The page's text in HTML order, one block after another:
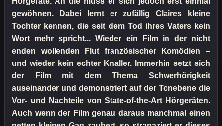
gewöhnen. Dabei lernt er zufällig Claires kleine
Tochter kennen, die seit dem Tod ihres Vaters kein
Wort mehr spricht... Wieder ein Film in der nicht
enden wollenden Flut französischer Komödien –
und wieder kein echter Knaller. Immerhin setzt sich
der Film mit dem Thema Schwerhörigkeit
auseinander und demonstriert auf der Tonebene die
Vor- und Nachteile von State-of-the-Art Hörgeräten.
Auch wenn der Film genau daraus manchmal einen